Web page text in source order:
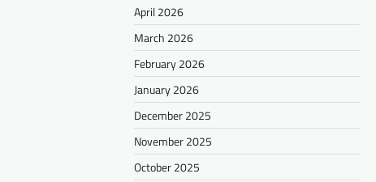
April 2026
March 2026
February 2026
January 2026
December 2025
November 2025
October 2025